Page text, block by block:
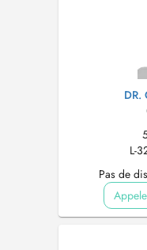
DR.
L-
Pas de